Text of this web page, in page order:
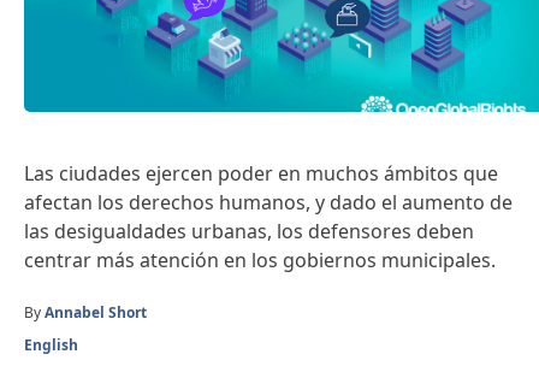
Las ciudades ejercen poder en muchos ámbitos que
afectan los derechos humanos, y dado el aumento de
las desigualdades urbanas, los defensores deben
centrar más atención en los gobiernos municipales.
ByAnnabel Short
English